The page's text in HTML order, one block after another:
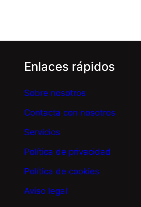
Enlaces rápidos
Sobre nosotros
Contacta con nosotros
Servicios
Política de privacidad
Política de cookies
Aviso legal